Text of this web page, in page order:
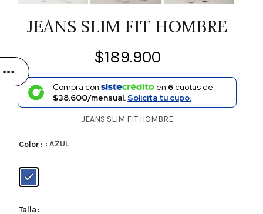
JEANS SLIM FIT HOMBRE
$189.900
Compra con en 6 cuotas de
$38.600/mensual.Solicita tu cupo.
JEANS SLIM FIT HOMBRE
Color : AZUL
Talla